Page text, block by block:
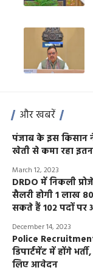
और खबरें
पंजाब के इस किसान ने
खेती से कमा रहा
March 12, 2023
DRDO में निकली
सैलरी होगी 1 लाख
सकते हैं 102 पदों
December 14, 2023
Police
डिपार्टमेंट में होंगे
लिए आवेदन